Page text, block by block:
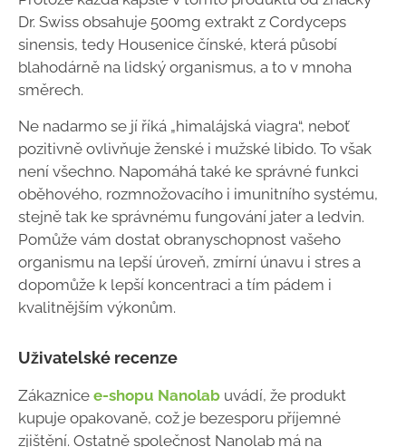
Dr. Swiss obsahuje 500mg extrakt z Cordyceps
sinensis, tedy Housenice čínské, která působí
blahodárně na lidský organismus, a to v mnoha
směrech.
Ne nadarmo se jí říká „himalájská viagra“, neboť
pozitivně ovlivňuje ženské i mužské libido. To však
není všechno. Napomáhá také ke správné funkci
oběhového, rozmnožovacího i imunitního systému,
stejně tak ke správnému fungování jater a ledvin.
Pomůže vám dostat obranyschopnost vašeho
organismu na lepší úroveň, zmírní únavu i stres a
dopomůže k lepší koncentraci a tím pádem i
kvalitnějším výkonům.
Uživatelské recenze
Zákaznice e-shopu Nanolab uvádí, že produkt
kupuje opakovaně, což je bezesporu příjemné
zjištění. Ostatně společnost Nanolab má na